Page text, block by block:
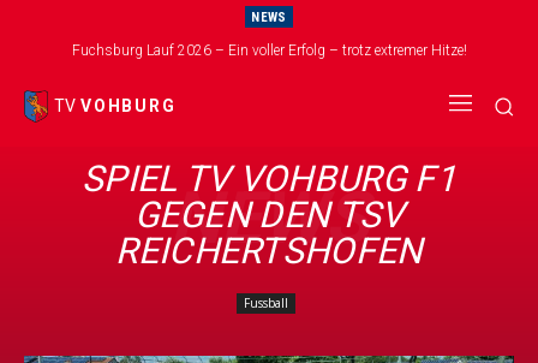
NEWS
Fuchsburg Lauf 2026 – Ein voller Erfolg – trotz extremer Hitze!
TV VOHBURG
NEWS
SPIEL TV VOHBURG F1
GEGEN DEN TSV
REICHERTSHOFEN
Fussball